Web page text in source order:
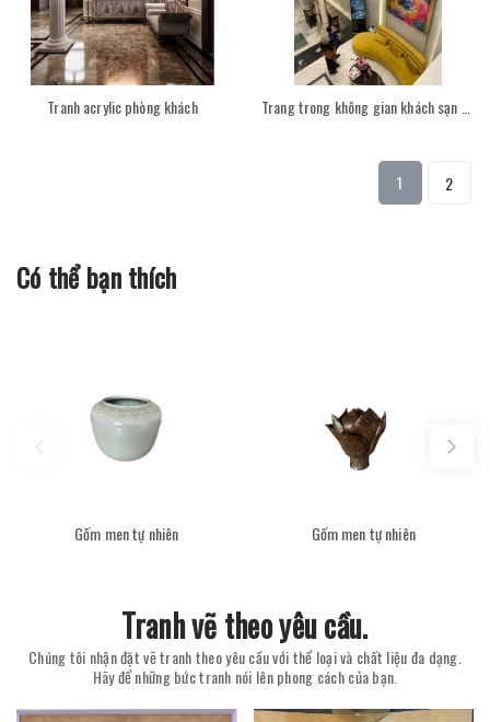
Tranh acrylic phòng khách
1 2
Có thể bạn thích
Gốm men tự nhiên Gốm men tự nhiên
Tranh vẽ theo yêu cầu.
Chúng tôi nhận đặt vẽ tranh theo yêu cầu với thể loại và chất liệu đa dạng.
Hãy để những bức tranh nói lên phong cách của bạn.